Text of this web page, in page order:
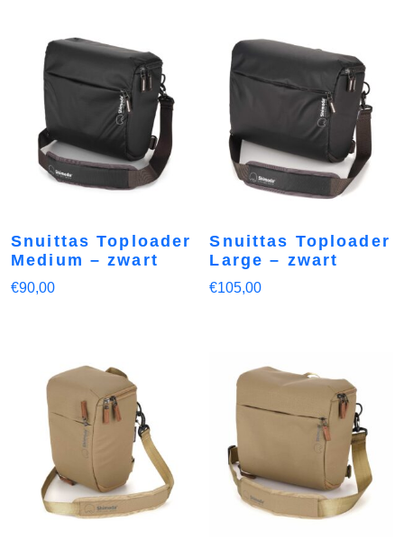
Snuittas Toploader
Medium – zwart
€90,00
Snuittas Toploader
Large – zwart
€105,00